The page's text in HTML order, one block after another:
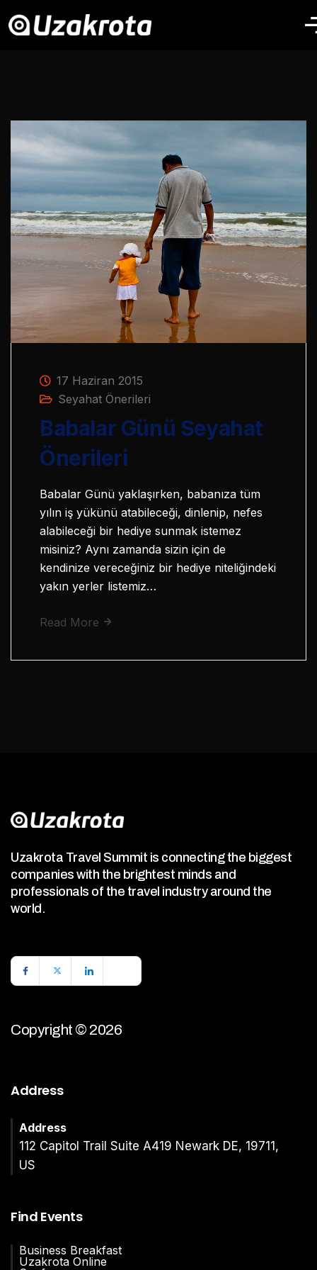
17 Haziran 2015
Seyahat Önerileri
Babalar Günü Seyahat
Önerileri
Babalar Günü yaklaşırken, babanıza tüm
yılın iş yükünü atabileceği, dinlenip, nefes
alabileceği bir hediye sunmak istemez
misiniz? Aynı zamanda sizin için de
kendinize vereceğiniz bir hediye niteliğindeki
yakın yerler listemiz…
Read More
Uzakrota Travel Summit is connecting the biggest
companies with the brightest minds and
professionals of the travel industry around the
world.
Copyright © 2026
Address
Address
112 Capitol Trail Suite A419 Newark DE, 19711,
US
Find Events
Business Breakfast
Uzakrota Online